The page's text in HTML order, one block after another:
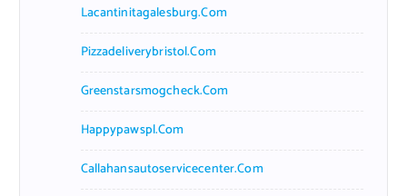
Lacantinitagalesburg.com
Pizzadeliverybristol.com
Greenstarsmogcheck.com
Happypawspl.com
Callahansautoservicecenter.com